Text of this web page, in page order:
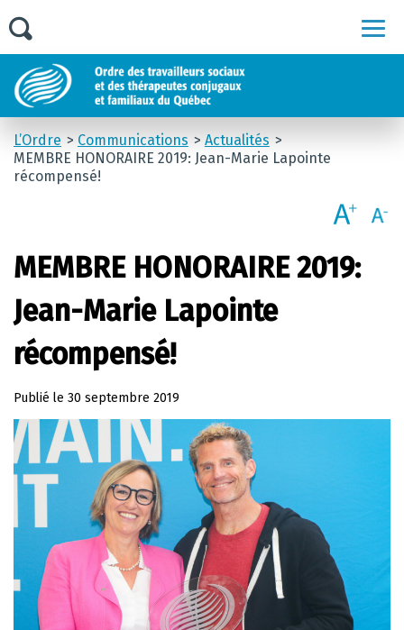
L’Ordre Communications
Actualités
MEMBRE HONORAIRE 2019: Jean-Marie Lapointe
récompensé!
MEMBRE HONORAIRE 2019:
Jean-Marie Lapointe
récompensé!
Publié le 30 septembre 2019